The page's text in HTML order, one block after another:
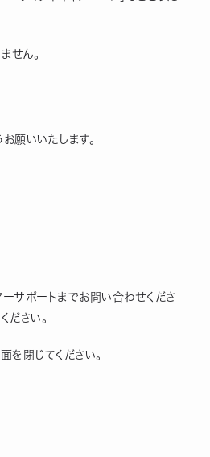
せん。
願いいたします。
サポートまでお問い合わせくださ
ださい。
を閉じてください。